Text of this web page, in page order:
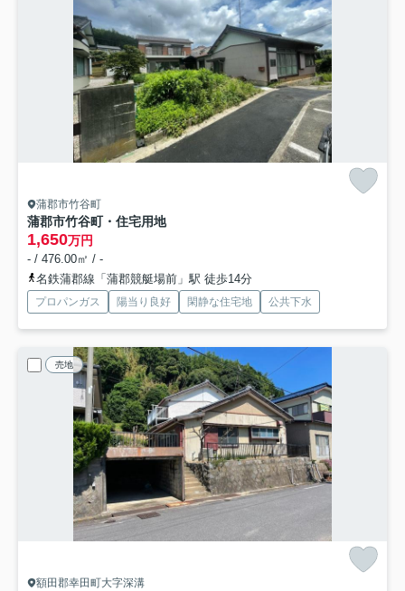
蒲郡市竹谷町
蒲郡市竹谷町・住宅用地
1,650万円
- / 476.00㎡ / -
名鉄蒲郡線「蒲郡競艇場前」駅 徒歩14分
プロパンガス 陽当り良好 閑静な住宅地 公共下水
売地
額田郡幸田町大字深溝